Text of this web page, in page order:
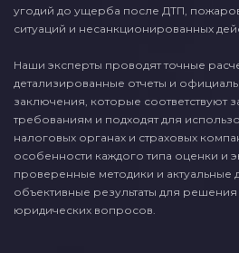
угодий до ущерба после ДТП,
ситуаций и несанкционированных
Наши эксперты проводят точные
детализированные отчеты и
заключения, которые соответствуют
требованиям и подходят для
налоговых органах и страховых
особенности каждого типа оценки и
проверенные методики и актуальные
объективные результаты для
юридических вопросов.